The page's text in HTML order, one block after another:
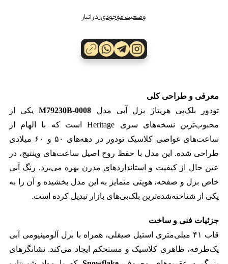
وضعیت موجودی:در انبار
معرفی و طراحی کلی
تودور بلک‌بی هریتاژ بزل آبی مدل M79230B-0008یکی از
محبوب‌ترین نسخه‌های سری Heritage است که با الهام از
ساعت‌های غواصی کلاسیک تودور در دهه‌های ۵۰ و ۶۰ میلادی
طراحی شده. این مدل با حفظ روح اصیل ساعت‌های وینتیج، در
عین حال از کیفیت و استانداردهای مدرن بهره می‌برد. رنگ آبی
خاص بزل و صفحه، هویتی متمایز به این مدل بخشیده و آن را به
یکی از شناخته‌شده‌ترین بلک‌بی‌های بازار تبدیل کرده است.
جزئیات فنی و ساخت
قاب ۴۱ میلی‌متری استیل صیقلی، همراه با بزل آلومینیومی آبی
یک‌طرفه، ظاهری کلاسیک و مستحکم ایجاد می‌کند. نشانگرهای